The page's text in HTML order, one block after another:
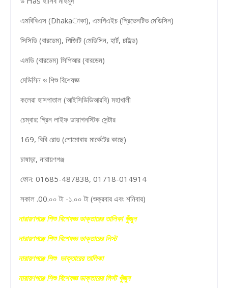
এমবিবিএস (Dhakaাকা), এমপিএইচ (প্রিভেনটিভ মেডিসিন)
সিসিডি (বারডেম), পিজিটি (মেডিসিন, হার্ট, চাইল্ড)
এমডি (বারডেম) সিপিআর (বারডেম)
মেডিসিন ও শিশু বিশেষজ্ঞ
কলেরা হাসপাতাল (আইসিডিডিআরবি) মহাখালী
চেম্বার: গ্রিন লাইফ ডায়াগনস্টিক সেন্টার
169, বিবি রোড (শোমোবায় মার্কেটের কাছে)
চাষাড়া, নারায়ণগঞ্জ
ফোন: 01685-487838, 01718-014914
সকাল .00.০০ টা -১.০০ টা (শুক্রবার এবং শনিবার)
নারায়ণগঞ্জে শিশু বিশেষজ্ঞ ডাক্তারের তালিকা খুঁজুন
নারায়ণগঞ্জে শিশু বিশেষজ্ঞ ডাক্তারের লিস্ট
নারায়ণগঞ্জে শিশু ডাক্তারের তালিকা
নারায়ণগঞ্জে শিশু বিশেষজ্ঞ ডাক্তারের লিস্ট খুঁজুন